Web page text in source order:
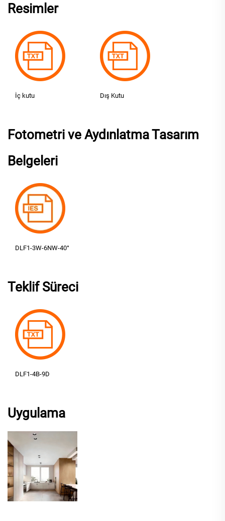
Resimler
İç kutu Dış Kutu
Fotometri ve Aydınlatma Tasarım
Belgeleri
DLF1-3W-6NW-40°
Teklif Süreci
DLF1-4B-9D
Uygulama